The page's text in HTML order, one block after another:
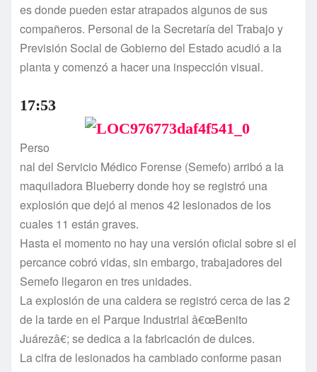
es donde pueden estar atrapados algunos de sus
compañeros. Personal de la Secretarí­a del Trabajo y
Previsión Social de Gobierno del Estado acudió a la
planta y comenzó a hacer una inspección visual.
17:53
Perso
nal del Servicio Médico Forense (Semefo) arribó a la
maquiladora Blueberry donde hoy se registró una
explosión que dejó al menos 42 lesionados de los
cuales 11 están graves.
Hasta el momento no hay una versión oficial sobre si el
percance cobró vidas, sin embargo, trabajadores del
Semefo llegaron en tres unidades.
La explosión de una caldera se registró cerca de las 2
de la tarde en el Parque Industrial â€œBenito
Juárezâ€; se dedica a la fabricación de dulces.
La cifra de lesionados ha cambiado conforme pasan